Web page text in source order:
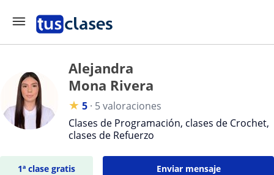
Alejandra
Mona Rivera
★ 5 · 5 valoraciones
Clases de Programación, clases de Crochet,
clases de Refuerzo
1ª clase gratis Enviar mensaje